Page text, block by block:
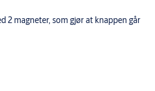
2 magneter, som gjør at knappen går